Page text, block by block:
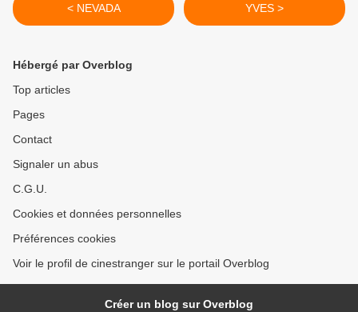
< NEVADA YVES >
Hébergé par Overblog
Top articles
Pages
Contact
Signaler un abus
C.G.U.
Cookies et données personnelles
Préférences cookies
Voir le profil de cinestranger sur le portail Overblog
Créer un blog sur Overblog